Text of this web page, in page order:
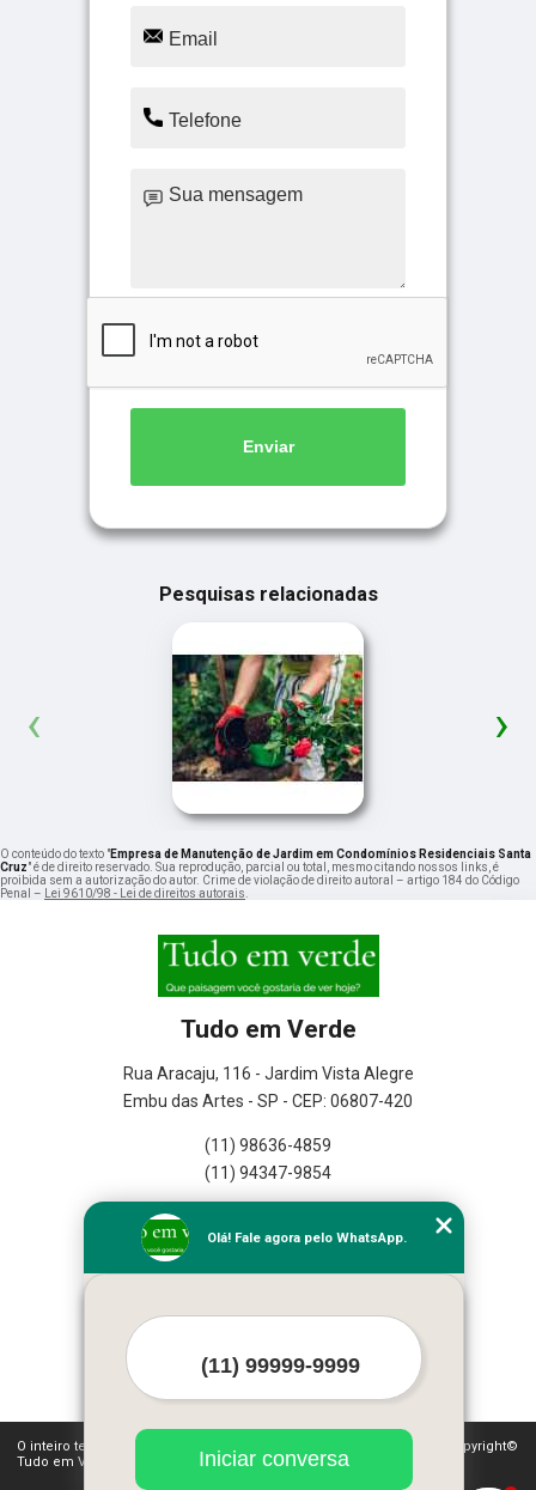
Enviar
Pesquisas relacionadas
‹ ›
O conteúdo do texto "Empresa de Manutenção de Jardim em Condomínios Residenciais Santa
Cruz" é de direito reservado. Sua reprodução, parcial ou total, mesmo citando nossos links, é
proibida sem a autorização do autor. Crime de violação de direito autoral – artigo 184 do Código
Penal –
Lei 9610/98 - Lei de direitos autorais
Tudo em Verde
Rua Aracaju, 116 - Jardim Vista Alegre
Embu das Artes - SP - CEP: 06807-420
(11) 98636-4859
(11) 94347-9854
Empresa
Missão
Mapa do site
Mais Serviços
O inteiro teor deste site está sujeito à proteção de direitos autorais. Copyright©
Tudo em Verde (Lei 9610 de 19/02/1998)
Olá! Fale agora pelo WhatsApp.
Iniciar conversa